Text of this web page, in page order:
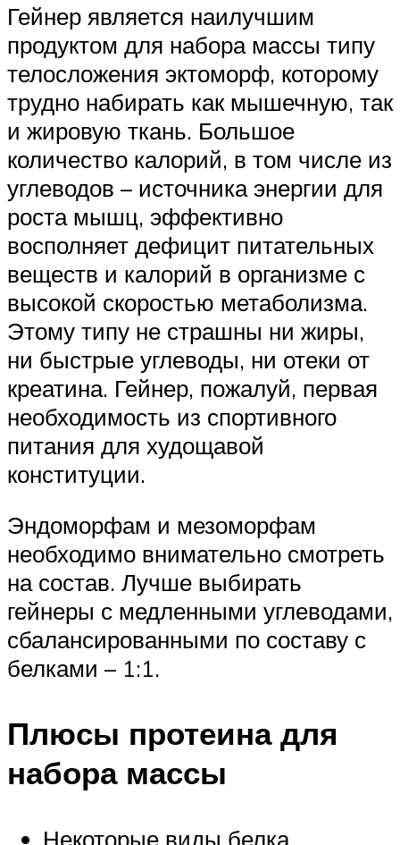
Гейнер является наилучшим
продуктом для набора массы типу
телосложения эктоморф, которому
трудно набирать как мышечную, так
и жировую ткань. Большое
количество калорий, в том числе из
углеводов – источника энергии для
роста мышц, эффективно
восполняет дефицит питательных
веществ и калорий в организме с
высокой скоростью метаболизма.
Этому типу не страшны ни жиры,
ни быстрые углеводы, ни отеки от
креатина. Гейнер, пожалуй, первая
необходимость из спортивного
питания для худощавой
конституции.
Эндоморфам и мезоморфам
необходимо внимательно смотреть
на состав. Лучше выбирать
гейнеры с медленными углеводами,
сбалансированными по составу с
белками – 1:1.
Плюсы протеина для
набора массы
Некоторые виды белка